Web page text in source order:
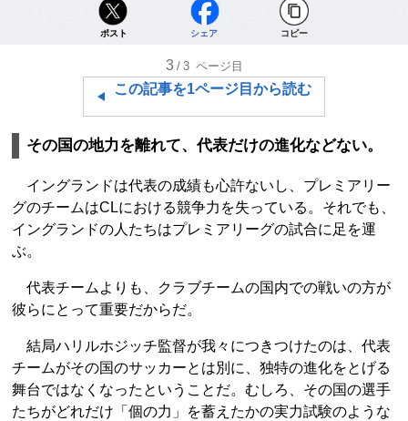
ポスト シェア コピー
3 /3 ページ目
この記事を1ページ目から読む
その国の地力を離れて、代表だけの進化などない。
イングランドは代表の成績も心許ないし、プレミアリー
グのチームはCLにおける競争力を失っている。それでも、
イングランドの人たちはプレミアリーグの試合に足を運
ぶ。
代表チームよりも、クラブチームの国内での戦いの方が
彼らにとって重要だからだ。
結局ハリルホジッチ監督が我々につきつけたのは、代表
チームがその国のサッカーとは別に、独特の進化をとげる
舞台ではなくなったということだ。むしろ、その国の選手
たちがどれだけ「個の力」を蓄えたかの実力試験のような